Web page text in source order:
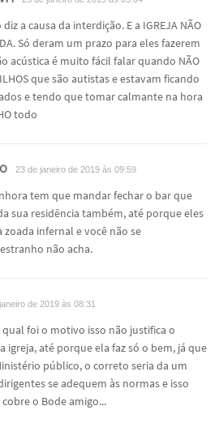
diz a causa da interdição. E a IGREJA NÃO
Só deram um prazo para eles fazerem
acústica é muito fácil falar quando NÃO
que são autistas e estavam ficando
e tendo que tomar calmante na hora
todo
23 de janeiro de 2019 às 09:59
tem que mandar fechar o bar que
sua residência também, até porque eles
zoada infernal e você não se
não acha.
de 2019 às 08:31
foi o motivo isso não justifica o
igreja, até porque ela faz só o bem, já que
público, o correto seria da um
se adequem às normas e isso
o Bode amigo...